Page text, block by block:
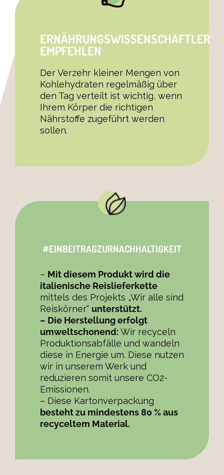
ERNÄHRUNGSWISSENSCHAFTLER
EMPFEHLEN
Der Verzehr kleiner Mengen von
Kohlehydraten regelmäßig über
den Tag verteilt ist wichtig, wenn
Ihrem Körper die richtigen
Nährstoffe zugeführt werden
sollen.
#EINBEITRAGZURNACHHALTIGKEIT
– Mit diesem Produkt wird die
italienische Reislieferkette
mittels des Projekts „Wir alle sind
Reiskörner“ unterstützt.
– Die Herstellung erfolgt
umweltschonend:Wir recyceln
Produktionsabfälle und wandeln
diese in Energie um. Diese nutzen
wir in unserem Werk und
reduzieren somit unsere CO2-
Emissionen.
– Diese Kartonverpackung
besteht zu mindestens 80 % aus
recyceltem Material.